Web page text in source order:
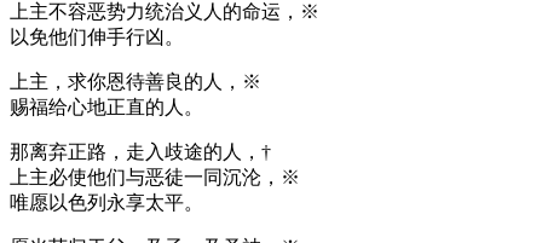
上主不容恶势力统治义人的命运，※
以免他们伸手行凶。
上主，求你恩待善良的人，※
赐福给心地正直的人。
那离弃正路，走入歧途的人，†
上主必使他们与恶徒一同沉沦，※
唯愿以色列永享太平。